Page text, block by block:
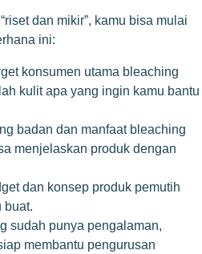
dan mikir”, kamu bisa mulai
ini:
konsumen utama bleaching
kulit apa yang ingin kamu bantu
badan dan manfaat bleaching
menjelaskan produk dengan
dan konsep produk pemutih
buat.
sudah punya pengalaman,
membantu pengurusan